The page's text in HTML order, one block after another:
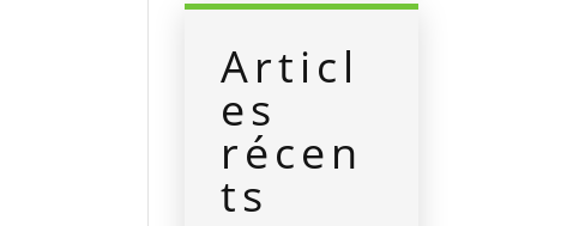
Articl
es
récen
ts